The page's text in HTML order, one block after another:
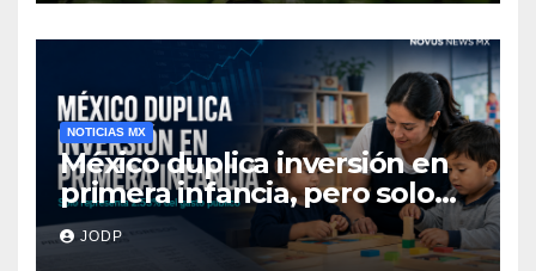
NOTICIAS MX
México duplica inversión en
primera infancia, pero solo
destina 2.53% del gasto
público
JODP